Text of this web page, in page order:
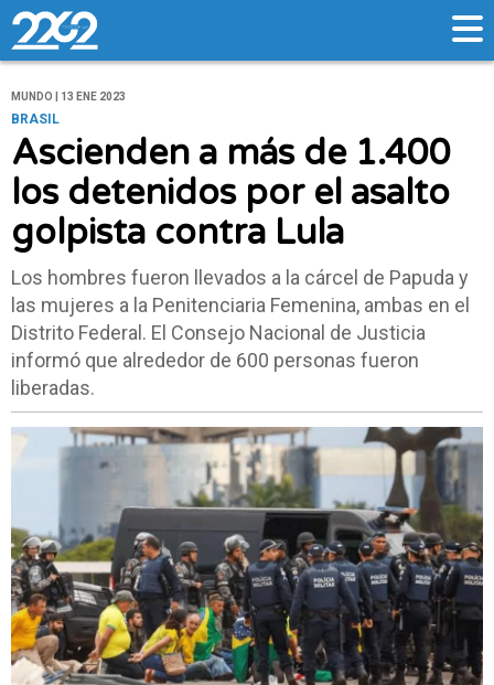
MUNDO | 13 ENE 2023
BRASIL
Ascienden a más de 1.400
los detenidos por el asalto
golpista contra Lula
Los hombres fueron llevados a la cárcel de Papuda y
las mujeres a la Penitenciaria Femenina, ambas en el
Distrito Federal. El Consejo Nacional de Justicia
informó que alrededor de 600 personas fueron
liberadas.